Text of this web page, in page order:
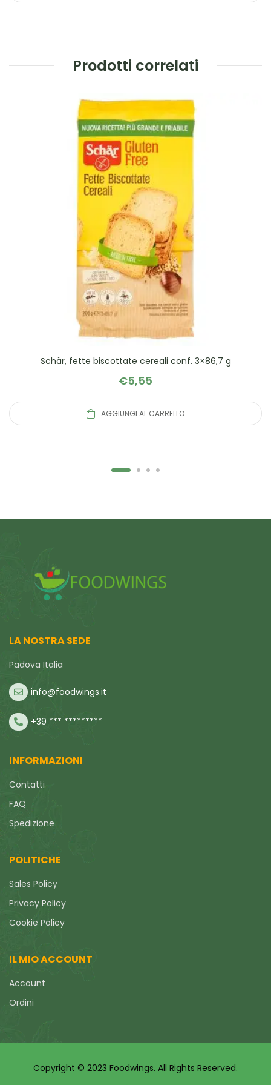
Prodotti correlati
Schär, fette biscottate cereali conf. 3×86,7 g
€5,55
AGGIUNGI AL CARRELLO
LA NOSTRA SEDE
Padova Italia
info@foodwings.it
+39 *** *********
INFORMAZIONI
Contatti
FAQ
Spedizione
POLITICHE
Sales Policy
Privacy Policy
Cookie Policy
IL MIO ACCOUNT
Account
Ordini
Copyright © 2023 Foodwings. All Rights Reserved.